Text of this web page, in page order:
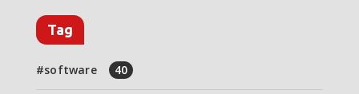
Tag
software 40